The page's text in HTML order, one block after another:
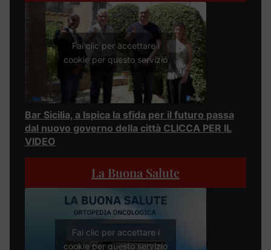
Fai clic per accettare i
cookie per questo servizio
Bar Sicilia, a Ispica la sfida per il futuro passa
dal nuovo governo della città CLICCA PER IL
VIDEO
La Buona Salute
Fai clic per accettare i
cookie per questo servizio